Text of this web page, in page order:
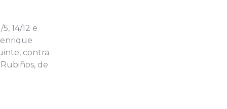
14/12 e
contra
de